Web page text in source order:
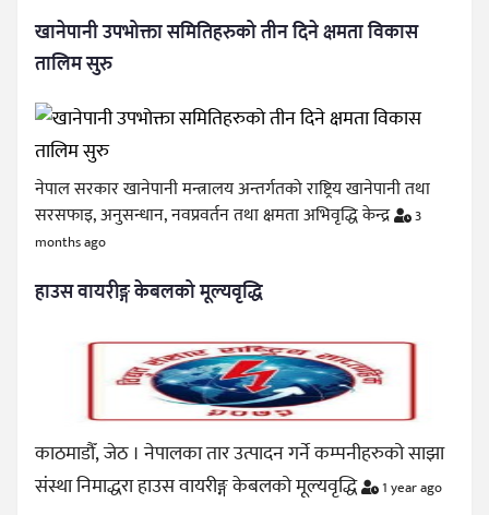
खानेपानी उपभोक्ता समितिहरुको तीन दिने क्षमता विकास
तालिम सुरु
नेपाल सरकार खानेपानी मन्त्रालय अन्तर्गतको राष्ट्रिय खानेपानी तथा
सरसफाइ, अनुसन्धान, नवप्रवर्तन तथा क्षमता अभिवृद्धि केन्द्र
3
months ago
हाउस वायरीङ्ग केबलको मूल्यवृद्धि
काठमाडौँ, जेठ । नेपालका तार उत्पादन गर्ने कम्पनीहरुको साझा
संस्था निमाद्धरा हाउस वायरीङ्ग केबलको मूल्यवृद्धि
1 year ago